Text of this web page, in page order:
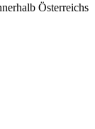
Österreichs